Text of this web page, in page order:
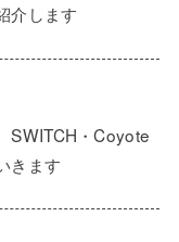
介します
SWITCH・Coyote
きます